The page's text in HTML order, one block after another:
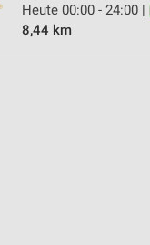
Heute 00:00 - 24:00 |
8,44 km